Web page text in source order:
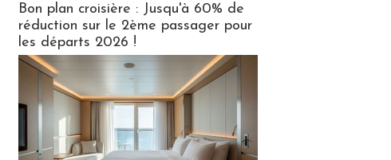
Bon plan croisière : Jusqu'à 60% de
réduction sur le 2ème passager pour
les départs 2026 !